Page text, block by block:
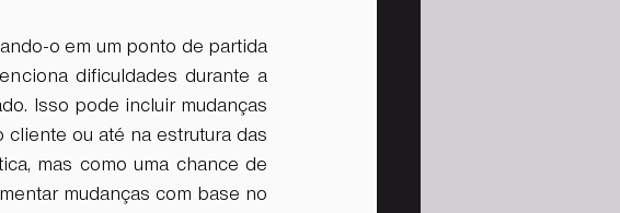
o em um ponto de partida
dificuldades durante a
Isso pode incluir mudanças
cliente ou até na estrutura das
mas como uma chance de
mudanças com base no